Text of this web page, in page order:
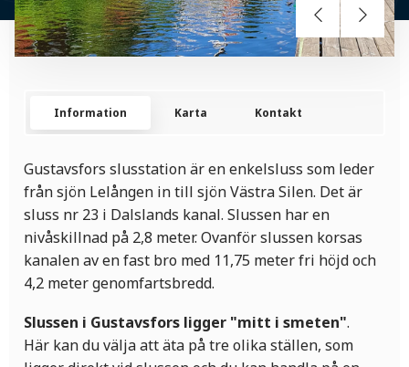
Information Karta Kontakt
Gustavsfors slusstation är en enkelsluss som leder
från sjön Lelången in till sjön Västra Silen. Det är
sluss nr 23 i Dalslands kanal. Slussen har en
nivåskillnad på 2,8 meter. Ovanför slussen korsas
kanalen av en fast bro med 11,75 meter fri höjd och
4,2 meter genomfartsbredd.
Slussen i Gustavsfors ligger "mitt i smeten".
Här kan du välja att äta på tre olika ställen, som